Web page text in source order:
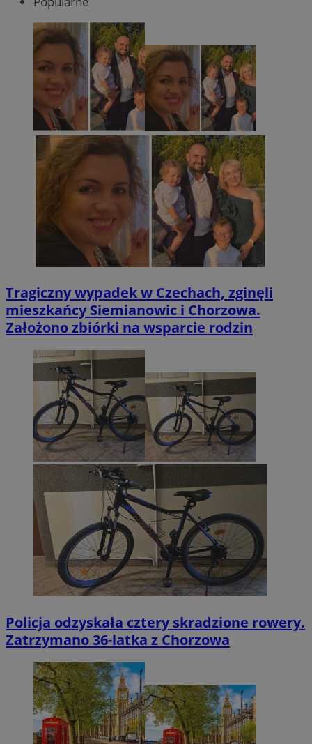
Tragiczny wypadek w Czechach, zginęli
mieszkańcy Siemianowic i Chorzowa.
Założono zbiórki na wsparcie rodzin
Policja odzyskała cztery skradzione rowery.
Zatrzymano 36-latka z Chorzowa